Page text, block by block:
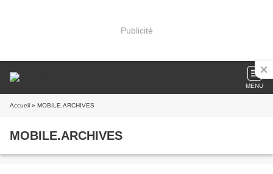
Publicité
MENU
Accueil » MOBILE.ARCHIVES
MOBILE.ARCHIVES